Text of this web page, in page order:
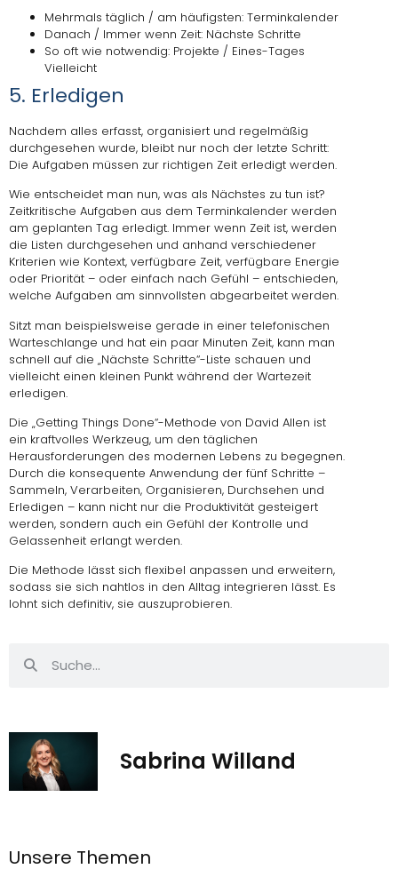
Mehrmals täglich / am häufigsten: Terminkalender
Danach / Immer wenn Zeit: Nächste Schritte
So oft wie notwendig: Projekte / Eines-Tages
Vielleicht
5. Erledigen
Nachdem alles erfasst, organisiert und regelmäßig
durchgesehen wurde, bleibt nur noch der letzte Schritt:
Die Aufgaben müssen zur richtigen Zeit erledigt werden.
Wie entscheidet man nun, was als Nächstes zu tun ist?
Zeitkritische Aufgaben aus dem Terminkalender werden
am geplanten Tag erledigt. Immer wenn Zeit ist, werden
die Listen durchgesehen und anhand verschiedener
Kriterien wie Kontext, verfügbare Zeit, verfügbare Energie
oder Priorität – oder einfach nach Gefühl – entschieden,
welche Aufgaben am sinnvollsten abgearbeitet werden.
Sitzt man beispielsweise gerade in einer telefonischen
Warteschlange und hat ein paar Minuten Zeit, kann man
schnell auf die „Nächste Schritte“-Liste schauen und
vielleicht einen kleinen Punkt während der Wartezeit
erledigen.
Die „Getting Things Done“-Methode von David Allen ist
ein kraftvolles Werkzeug, um den täglichen
Herausforderungen des modernen Lebens zu begegnen.
Durch die konsequente Anwendung der fünf Schritte –
Sammeln, Verarbeiten, Organisieren, Durchsehen und
Erledigen – kann nicht nur die Produktivität gesteigert
werden, sondern auch ein Gefühl der Kontrolle und
Gelassenheit erlangt werden.
Die Methode lässt sich flexibel anpassen und erweitern,
sodass sie sich nahtlos in den Alltag integrieren lässt. Es
lohnt sich definitiv, sie auszuprobieren.
Sabrina Willand
Unsere Themen